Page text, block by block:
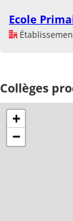
Ecole
Collèges
+
−